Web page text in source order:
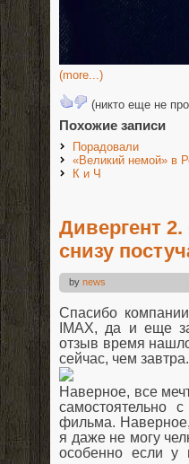
(more...)
(никто еще не
Похожие записи
Порадовали
«Великий немой» в
К и Ч
Дивергент
снизу
by news
Спасибо
IMAX, да и еще
отзыв время
сейчас, чем завтра.
Наверное, все
самостоятельно
фильма.
я даже не могу
особенно если у